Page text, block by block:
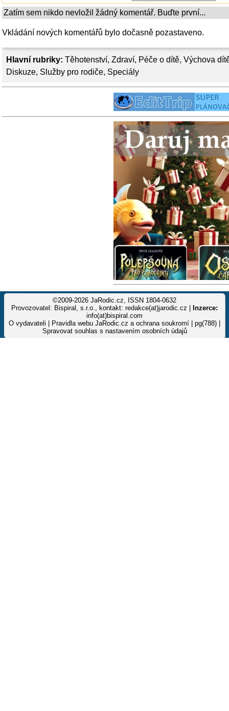
Hlavní rubriky: Těhotenství, Zdraví, Péče o dítě, Výchova
Diskuze, Služby pro rodiče, Speciály
Zatím sem nikdo nevložil žádný komentář. Buďte první...
Vkládání nových komentářů bylo dočasně pozastaveno.
©2009-2026 JaRodic.cz, ISSN 1804-0632
Provozovatel: Bispiral, s.r.o., kontakt: redakce(at)jarodic.cz |
Inzerce:
info(at)bispiral.com
O vydavateli
Pravidla webu JaRodic.cz a ochrana soukromí | pg(788) |
Spravovat souhlas s nastavením osobních údajů